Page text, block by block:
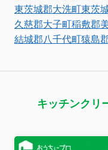
東茨城郡大洗町東茨
久慈郡大子町稲敷郡
結城郡八千代町猿島
キッチンクリ